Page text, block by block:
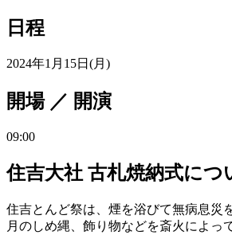
日程
2024年1月15日(月)
開場 ／ 開演
09:00
住吉大社 古札焼納式につ
住吉とんど祭は、煙を浴びて無病息災
月のしめ縄、飾り物などを斎火によっ